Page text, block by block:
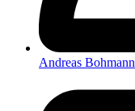
Andreas Bohmann